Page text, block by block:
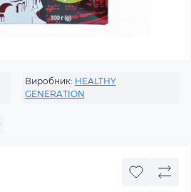
Виробник: HEALTHY
GENERATION